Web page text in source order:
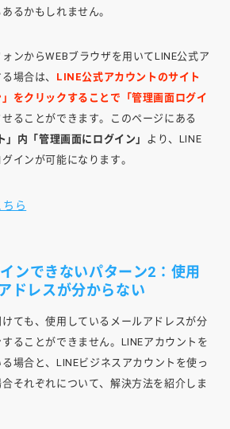
るかもしれません。
ンからWEBブラウザを用いてLINE公式ア
場合は、 LINE公式アカウントのサイト
」をクリックすることで「管理画面ログイ
せることができます。このページにある
」内「管理画面にログイン」 より、LINE
インが可能になります。
ちら
ンできないパターン2：使用
ドレスが分からない
ても、使用しているメールアドレスが分
ることができません。LINEアカウントを
場合と、LINEビジネスアカウントを使っ
それぞれについて、解決方法を紹介しま